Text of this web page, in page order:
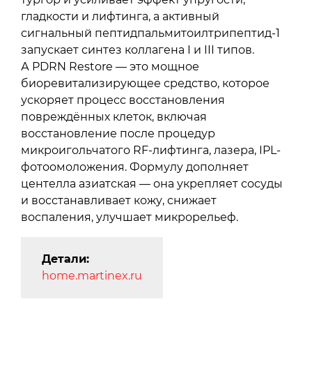
гладкости и лифтинга, а активный
сигнальный пептидпальмитоилтрипептид-1
запускает синтез коллагена I и III типов.
А PDRN Restore — это мощное
биоревитализирующее средство, которое
ускоряет процесс восстановления
повреждённых клеток, включая
восстановление после процедур
микроигольчатого RF-лифтинга, лазера, IPL-
фотоомоложения. Формулу дополняет
центелла азиатская — она укрепляет сосуды
и восстанавливает кожу, снижает
воспаления, улучшает микрорельеф.
Детали:
home.martinex.ru